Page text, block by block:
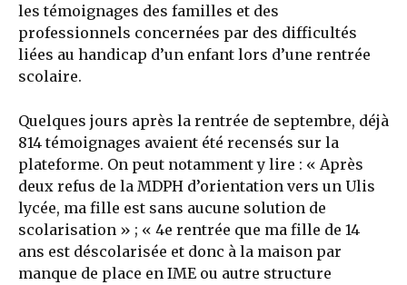
les témoignages des familles et des
professionnels concernées par des difficultés
liées au handicap d’un enfant lors d’une rentrée
scolaire.
Quelques jours après la rentrée de septembre, déjà
814 témoignages avaient été recensés sur la
plateforme. On peut notamment y lire : « Après
deux refus de la MDPH d’orientation vers un Ulis
lycée, ma fille est sans aucune solution de
scolarisation » ; « 4e rentrée que ma fille de 14
ans est déscolarisée et donc à la maison par
manque de place en IME ou autre structure